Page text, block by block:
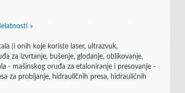
»
(i onih koje koriste laser, ultrazvuk,
za izvrtanje, bušenje, glodanje, oblikovanje,
- mašinskog oruđa za etaloniranje i presovanje -
za probijanje, hidrauličnih presa, hidrauličnih